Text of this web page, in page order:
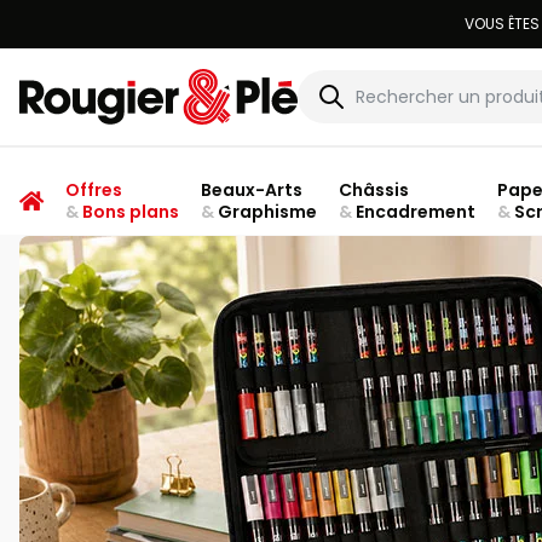
VOUS
Rougier & Plé
Offres
&Bons plans
Beaux-Arts
&Graphisme
Châssis
&Encadrement
&